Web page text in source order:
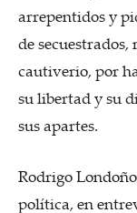
arrepentidos y
de
cautiverio, por
su libertad y su
sus apartes.
Rodrigo
política, en